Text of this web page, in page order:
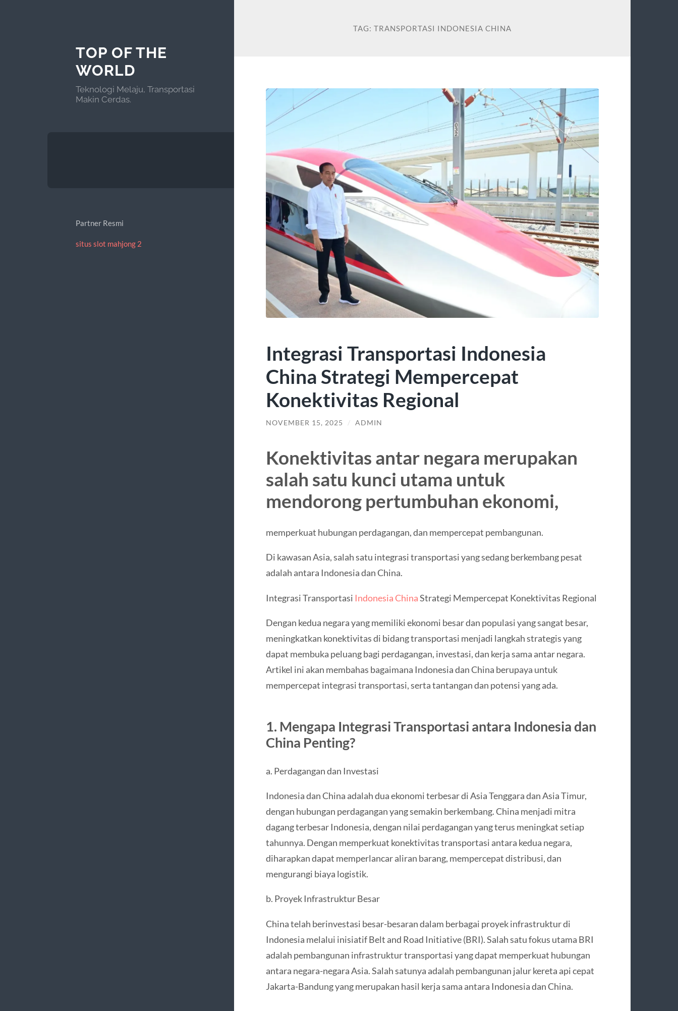
TOP OF THE
WORLD
Teknologi Melaju, Transportasi
Makin Cerdas.
Partner Resmi
situs slot mahjong 2
TAG: TRANSPORTASI INDONESIA CHINA
Integrasi Transportasi Indonesia
China Strategi Mempercepat
Konektivitas Regional
NOVEMBER 15, 2025 / ADMIN
Konektivitas antar negara merupakan
salah satu kunci utama untuk
mendorong pertumbuhan ekonomi,
memperkuat hubungan perdagangan, dan mempercepat pembangunan.
Di kawasan Asia, salah satu integrasi transportasi yang sedang berkembang pesat
adalah antara Indonesia dan China.
Integrasi Transportasi Indonesia ChinaStrategi Mempercepat Konektivitas Regional
Dengan kedua negara yang memiliki ekonomi besar dan populasi yang sangat besar,
meningkatkan konektivitas di bidang transportasi menjadi langkah strategis yang
dapat membuka peluang bagi perdagangan, investasi, dan kerja sama antar negara.
Artikel ini akan membahas bagaimana Indonesia dan China berupaya untuk
mempercepat integrasi transportasi, serta tantangan dan potensi yang ada.
1. Mengapa Integrasi Transportasi antara Indonesia dan
China Penting?
a. Perdagangan dan Investasi
Indonesia dan China adalah dua ekonomi terbesar di Asia Tenggara dan Asia Timur,
dengan hubungan perdagangan yang semakin berkembang. China menjadi mitra
dagang terbesar Indonesia, dengan nilai perdagangan yang terus meningkat setiap
tahunnya. Dengan memperkuat konektivitas transportasi antara kedua negara,
diharapkan dapat memperlancar aliran barang, mempercepat distribusi, dan
mengurangi biaya logistik.
b. Proyek Infrastruktur Besar
China telah berinvestasi besar-besaran dalam berbagai proyek infrastruktur di
Indonesia melalui inisiatif Belt and Road Initiative (BRI). Salah satu fokus utama BRI
adalah pembangunan infrastruktur transportasi yang dapat memperkuat hubungan
antara negara-negara Asia. Salah satunya adalah pembangunan jalur kereta api cepat
Jakarta-Bandung yang merupakan hasil kerja sama antara Indonesia dan China.